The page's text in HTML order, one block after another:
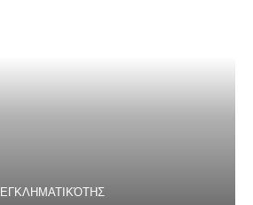
ΕΓΚΛΗΜΑΤΙΚΌΤΗΣ